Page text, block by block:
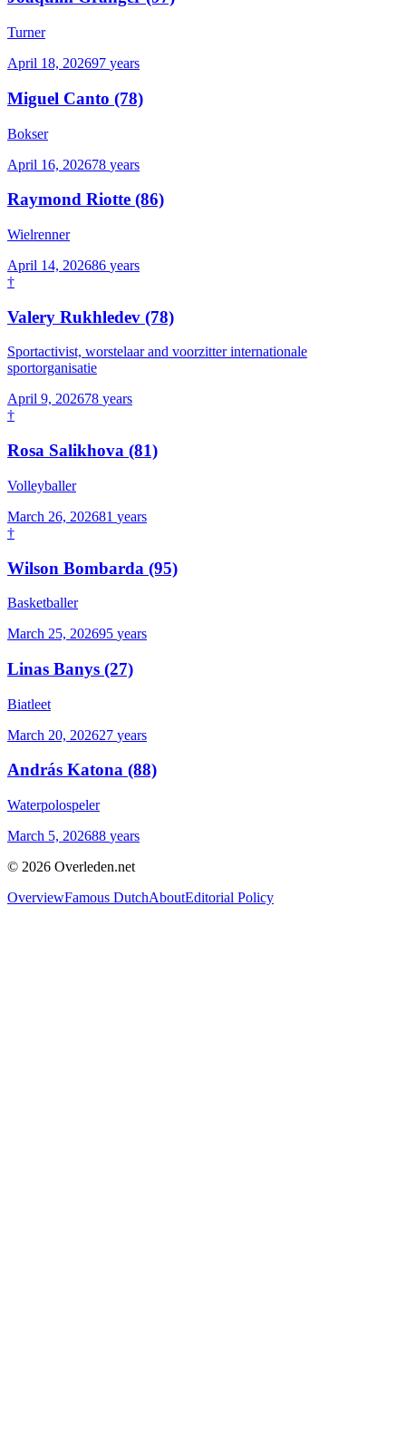
Turner
April 18, 202697 years
Miguel Canto (78)
Bokser
April 16, 202678 years
Raymond Riotte (86)
Wielrenner
April 14, 202686 years
†
Valery Rukhledev (78)
Sportactivist, worstelaar and voorzitter internationale
sportorganisatie
April 9, 202678 years
†
Rosa Salikhova (81)
Volleyballer
March 26, 202681 years
†
Wilson Bombarda (95)
Basketballer
March 25, 202695 years
Linas Banys (27)
Biatleet
March 20, 202627 years
András Katona (88)
Waterpolospeler
March 5, 202688 years
© 2026 Overleden.net
OverviewFamous DutchAboutEditorial Policy